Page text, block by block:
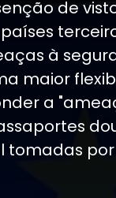
de
à
maior
a
tomadas